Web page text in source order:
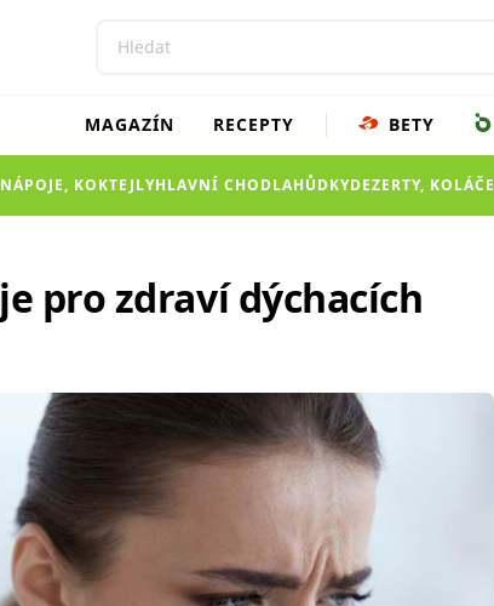
MAGAZÍN RECEPTY BETY
NÁPOJE, KOKTEJLYHLAVNÍ CHODLAHŮDKYDEZERTY, KOLÁČE
pro zdraví dýchacích